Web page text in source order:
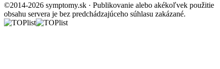
©2014-2026 symptomy.sk · Publikovanie alebo akékoľvek použitie
obsahu servera je bez predchádzajúceho súhlasu zakázané.